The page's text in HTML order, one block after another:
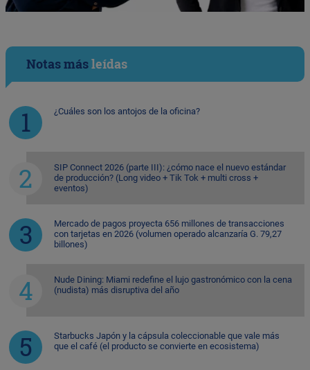
Notas másleídas
¿Cuáles son los antojos de la oficina?
SIP Connect 2026 (parte III): ¿cómo nace el nuevo estándar
de producción? (Long video + Tik Tok + multi cross +
eventos)
Mercado de pagos proyecta 656 millones de transacciones
con tarjetas en 2026 (volumen operado alcanzaría G. 79,27
billones)
Nude Dining: Miami redefine el lujo gastronómico con la cena
(nudista) más disruptiva del año
Starbucks Japón y la cápsula coleccionable que vale más
que el café (el producto se convierte en ecosistema)